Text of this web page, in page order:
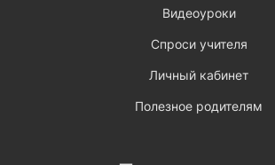
Видеоуроки
Спроси учителя
Личный кабинет
Полезное родителям